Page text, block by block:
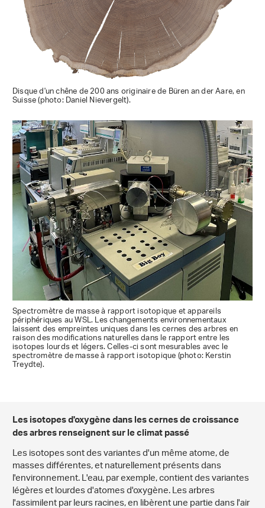
Disque d'un chêne de 200 ans originaire de Büren an der Aare, en
Suisse (photo: Daniel Nievergelt).
Spectromètre de masse à rapport isotopique et appareils
périphériques au WSL. Les changements environnementaux
laissent des empreintes uniques dans les cernes des arbres en
raison des modifications naturelles dans le rapport entre les
isotopes lourds et légers. Celles-ci sont mesurables avec le
spectromètre de masse à rapport isotopique (photo: Kerstin
Treydte).
Les isotopes d'oxygène dans les cernes de croissance
des arbres renseignent sur le climat passé
Les isotopes sont des variantes d'un même atome, de
masses différentes, et naturellement présents dans
l'environnement. L'eau, par exemple, contient des variantes
légères et lourdes d'atomes d'oxygène. Les arbres
l'assimilent par leurs racines, en libèrent une partie dans l'air